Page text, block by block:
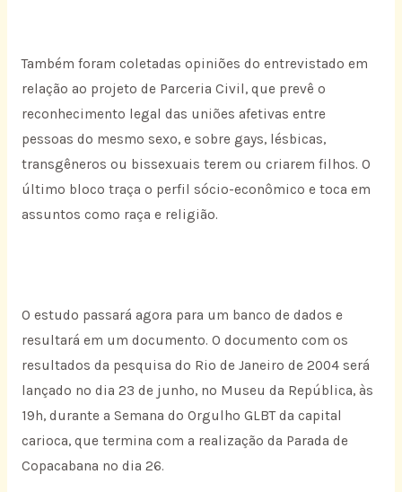
Também foram coletadas opiniões do entrevistado em
relação ao projeto de Parceria Civil, que prevê o
reconhecimento legal das uniões afetivas entre
pessoas do mesmo sexo, e sobre gays, lésbicas,
transgêneros ou bissexuais terem ou criarem filhos. O
último bloco traça o perfil sócio-econômico e toca em
assuntos como raça e religião.
O estudo passará agora para um banco de dados e
resultará em um documento. O documento com os
resultados da pesquisa do Rio de Janeiro de 2004 será
lançado no dia 23 de junho, no Museu da República, às
19h, durante a Semana do Orgulho GLBT da capital
carioca, que termina com a realização da Parada de
Copacabana no dia 26.